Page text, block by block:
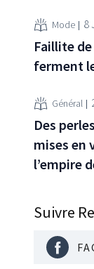
Mode 8
Faillite
ferment
Général
Des
mises en
l’empire
Suivre